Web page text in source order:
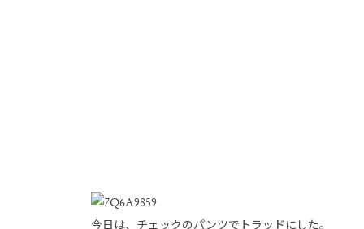
今日は、チェックのパンツでトラッドにした。